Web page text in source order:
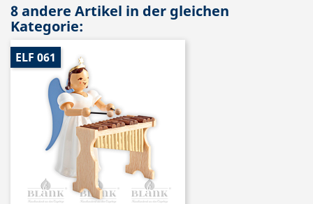
8 andere Artikel in der gleichen
Kategorie:
ELF 061